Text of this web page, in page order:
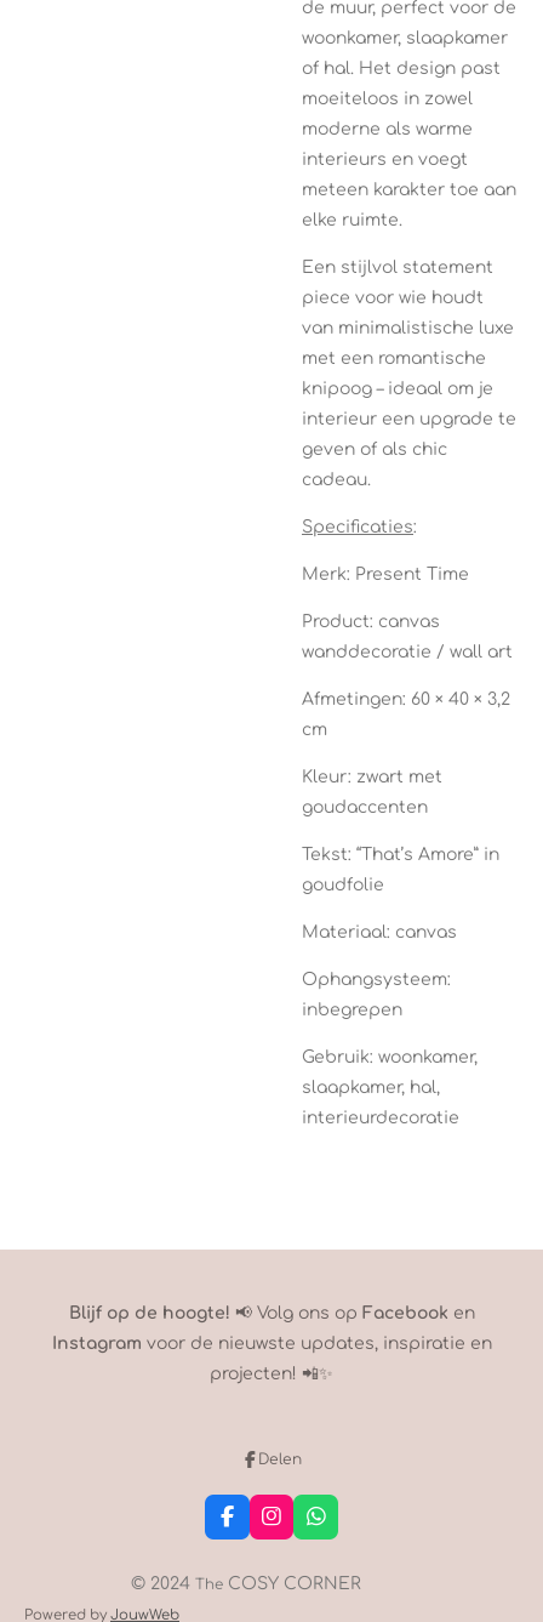
de muur, perfect voor de
woonkamer, slaapkamer
of hal. Het design past
moeiteloos in zowel
moderne als warme
interieurs en voegt
meteen karakter toe aan
elke ruimte.
Een stijlvol statement
piece voor wie houdt
van minimalistische luxe
met een romantische
knipoog – ideaal om je
interieur een upgrade te
geven of als chic
cadeau.
Specificaties:
Merk: Present Time
Product: canvas
wanddecoratie / wall art
Afmetingen: 60 × 40 × 3,2
cm
Kleur: zwart met
goudaccenten
Tekst: “That’s Amore” in
goudfolie
Materiaal: canvas
Ophangsysteem:
inbegrepen
Gebruik: woonkamer,
slaapkamer, hal,
interieurdecoratie
Blijf op de hoogte! 📢 Volg ons op Facebook en
Instagram voor de nieuwste updates, inspiratie en
projecten! 📲✨
Delen
F
a
e
I
n
t
W
h
t
© 2024 The COSY CORNER
Powered by JouwWeb